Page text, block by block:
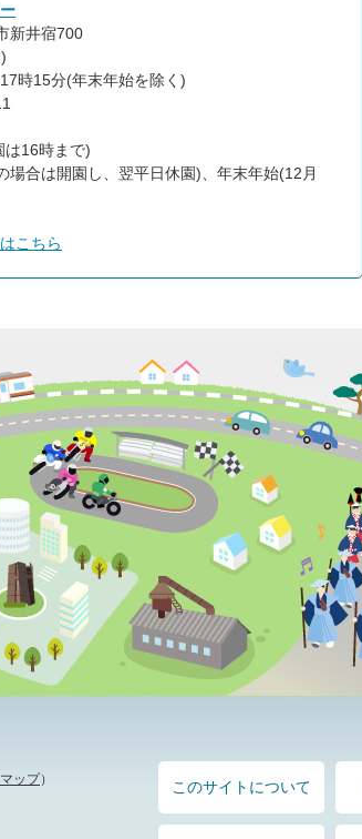
新井宿700
時15分(年末年始を除く)
は16時まで)
場合は開園し、翌平日休園)、年末年始(12月
こちら
ップ） このサイトについて